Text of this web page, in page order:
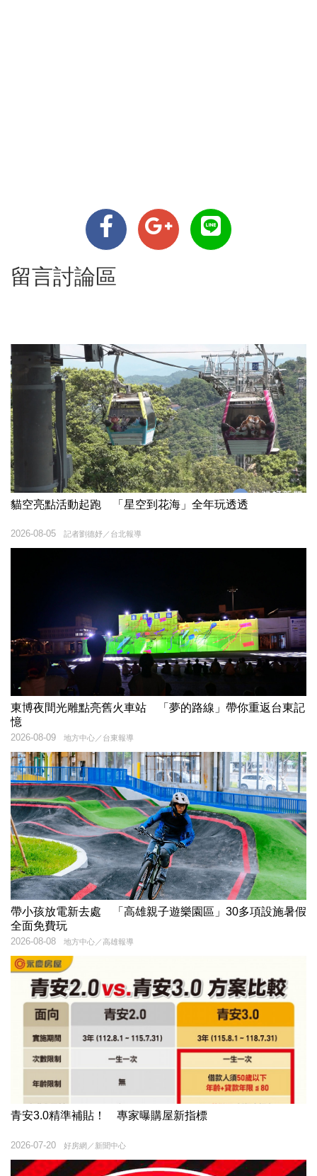
留言討論區
貓空亮點活動起跑 「星空到花海」全年玩透透
記者劉德妤／台北報導
2026-08-05
東博夜間光雕點亮舊火車站 「夢的路線」帶你重返台東記
憶
地方中心／台東報導
2026-08-09
帶小孩放電新去處 「高雄親子遊樂園區」30多項設施暑假
全面免費玩
地方中心／高雄報導
2026-08-08
青安3.0精準補貼！ 專家曝購屋新指標
好房網／新聞中心
2026-07-20